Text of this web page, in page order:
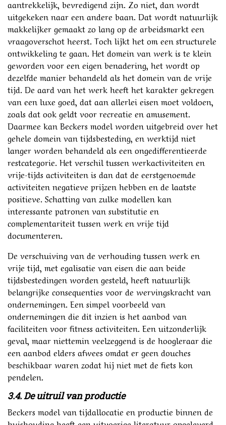
aantrekkelijk, bevredigend zijn. Zo niet, dan wordt
uitgekeken naar een andere baan. Dat wordt natuurlijk
makkelijker gemaakt zo lang op de arbeidsmarkt een
vraagoverschot heerst. Toch lijkt het om een structurele
ontwikkeling te gaan. Het domein van werk is te klein
geworden voor een eigen benadering, het wordt op
dezelfde manier behandeld als het domein van de vrije
tijd. De aard van het werk heeft het karakter gekregen
van een luxe goed, dat aan allerlei eisen moet voldoen,
zoals dat ook geldt voor recreatie en amusement.
Daarmee kan Beckers model worden uitgebreid over het
gehele domein van tijdsbesteding, en werktijd niet
langer worden behandeld als een ongedifferentieerde
restcategorie. Het verschil tussen werkactiviteiten en
vrije-tijds activiteiten is dan dat de eerstgenoemde
activiteiten negatieve prijzen hebben en de laatste
positieve. Schatting van zulke modellen kan
interessante patronen van substitutie en
complementariteit tussen werk en vrije tijd
documenteren.
De verschuiving van de verhouding tussen werk en
vrije tijd, met egalisatie van eisen die aan beide
tijdsbestedingen worden gesteld, heeft natuurlijk
belangrijke consequenties voor de wervingskracht van
ondernemingen. Een simpel voorbeeld van
ondernemingen die dit inzien is het aanbod van
faciliteiten voor fitness activiteiten. Een uitzonderlijk
geval, maar niettemin veelzeggend is de hoogleraar die
een aanbod elders afwees omdat er geen douches
beschikbaar waren zodat hij niet met de fiets kon
pendelen.
3.4. De uitruil van productie
Beckers model van tijdallocatie en productie binnen de